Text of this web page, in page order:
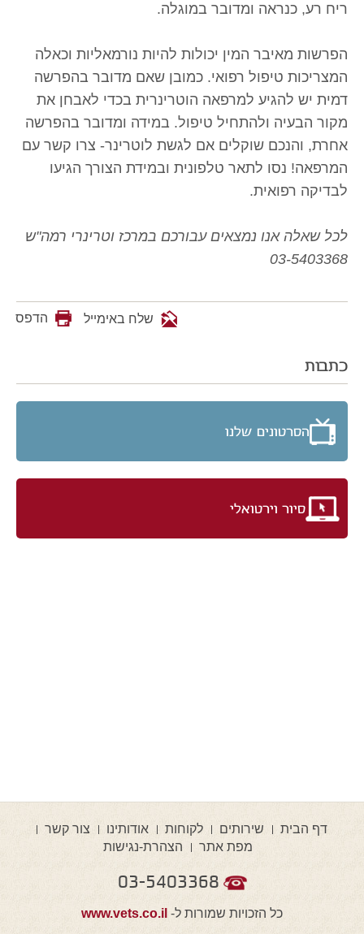
כתבות
הסרטונים שלנו
סיור וירטואלי
ריח רע, כנראה ומדובר במוגלה.
הפרשות מאיבר המין יכולות להיות נורמאליות וכאלה
המצריכות טיפול רפואי. כמובן שאם מדובר בהפרשה
דמית יש להגיע למרפאה הוטרינרית בכדי לאבחן את
מקור הבעיה ולהתחיל טיפול. במידה ומדובר בהפרשה
אחרת, והנכם שוקלים אם לגשת לוטרינר- צרו קשר עם
המרפאה! נסו לתאר טלפונית ובמידת הצורך הגיעו
לבדיקה רפואית.
לכל שאלה אנו נמצאים עבורכם במרכז וטרינרי רמה"ש
03-5403368
שלח באימייל הדפס
דף הבית שירותים לקוחות אודותינו
צור קשר
מפת אתר
הצהרת-נגישות
03-5403368
כל הזכויות שמורות ל- www.vets.co.il